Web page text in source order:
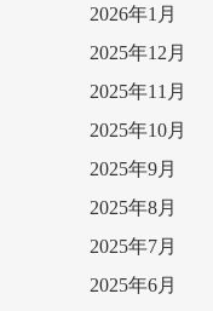
2026年1月
2025年12月
2025年11月
2025年10月
2025年9月
2025年8月
2025年7月
2025年6月